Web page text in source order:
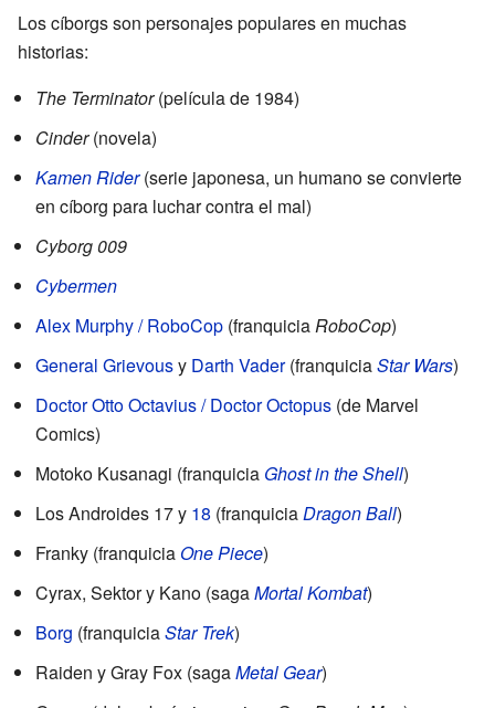
Los cíborgs son personajes populares en muchas
historias:
The Terminator(película de 1984)
Cinder(novela)
Kamen Rider(serie japonesa, un humano se convierte
en cíborg para luchar contra el mal)
Cyborg 009
Cybermen
Alex Murphy / RoboCop (franquicia RoboCop)
General Grievousy Darth Vader(franquiciaStar Wars)
Doctor Otto Octavius / Doctor Octopus (de Marvel
Comics)
Motoko Kusanagi (franquicia Ghost in the Shell)
Los Androides 17 y 18 (franquicia Dragon Ball)
Franky (franquiciaOne Piece)
Cyrax, Sektor y Kano (sagaMortal Kombat)
Borg (franquiciaStar Trek)
Raiden y Gray Fox (sagaMetal Gear)